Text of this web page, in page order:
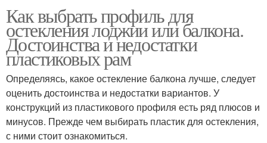
Как выбрать профиль для
остекления лоджии или балкона.
Достоинства и недостатки
пластиковых рам
Определяясь, какое остекление балкона лучше, следует
оценить достоинства и недостатки вариантов. У
конструкций из пластикового профиля есть ряд плюсов и
минусов. Прежде чем выбирать пластик для остекления,
с ними стоит ознакомиться.